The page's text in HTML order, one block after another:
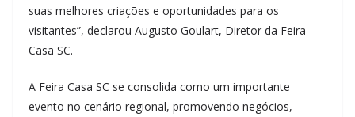
suas melhores criações e oportunidades para os
visitantes”, declarou Augusto Goulart, Diretor da Feira
Casa SC.
A Feira Casa SC se consolida como um importante
evento no cenário regional, promovendo negócios,